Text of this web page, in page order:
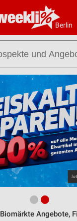
Berlin
Biomärkte Angebote,